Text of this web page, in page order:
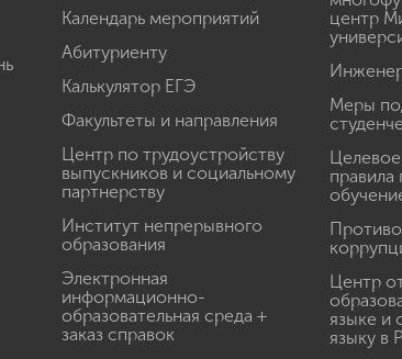
Календарь мероприятий
Абитуриенту
Калькулятор ЕГЭ
Факультеты и направления
Центр по трудоустройству
выпускников и социальному
партнерству
Институт непрерывного
образования
Электронная
информационно-
образовательная среда +
заказ справок
центр
Меры
Центр
языке и
языку в